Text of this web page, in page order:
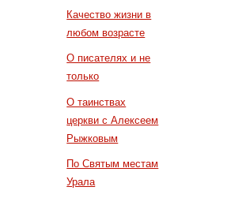
Качество жизни в
любом возрасте
О писателях и не
только
О таинствах
церкви с Алексеем
Рыжковым
По Святым местам
Урала